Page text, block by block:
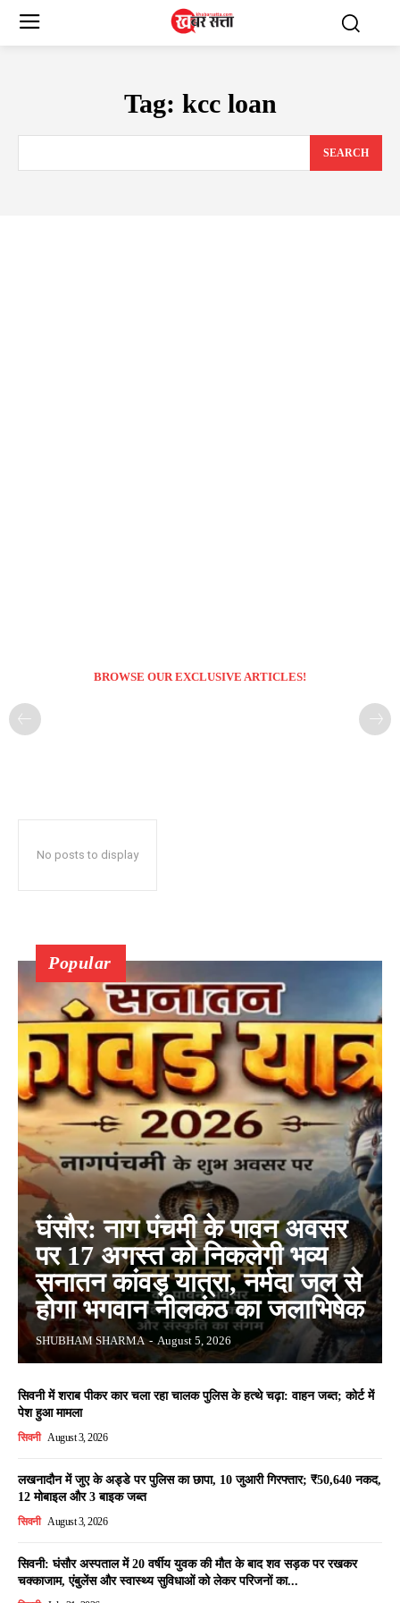
Tag: kcc loan
SEARCH
BROWSE OUR EXCLUSIVE ARTICLES!
No posts to display
Popular
घंसौर: नाग पंचमी के पावन अवसर
पर 17 अगस्त को निकलेगी भव्य
सनातन कांवड़ यात्रा, नर्मदा जल से
होगा भगवान नीलकंठ का जलाभिषेक
SHUBHAM SHARMA - August 5, 2026
सिवनी में शराब पीकर कार चला रहा चालक पुलिस के हत्थे चढ़ा: वाहन जब्त; कोर्ट में
पेश हुआ मामला
सिवनी August 3, 2026
लखनादौन में जुए के अड्डे पर पुलिस का छापा, 10 जुआरी गिरफ्तार; ₹50,640 नकद,
12 मोबाइल और 3 बाइक जब्त
सिवनी August 3, 2026
सिवनी: घंसौर अस्पताल में 20 वर्षीय युवक की मौत के बाद शव सड़क पर रखकर
चक्काजाम, एंबुलेंस और स्वास्थ्य सुविधाओं को लेकर परिजनों का...